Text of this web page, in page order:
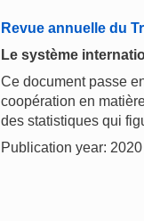
Revue annuelle du
Le système
Ce document passe
coopération en
des statistiques qui
Publication year: 2020